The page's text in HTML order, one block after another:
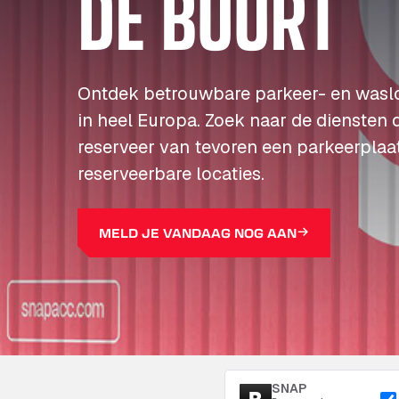
Ontdek betrouwbare parkeer- en
in heel Europa. Zoek naar de diensten
reserveer van tevoren een
reserveerbare locaties.
MELD JE VANDAAG NOG AAN
SNAP